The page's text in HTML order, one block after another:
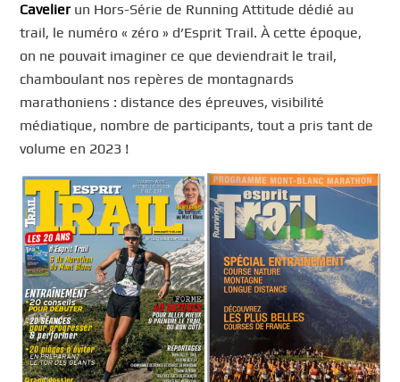
Cavelier un Hors-Série de Running Attitude dédié au
trail, le numéro « zéro » d’Esprit Trail. À cette époque,
on ne pouvait imaginer ce que deviendrait le trail,
chamboulant nos repères de montagnards
marathoniens : distance des épreuves, visibilité
médiatique, nombre de participants, tout a pris tant de
volume en 2023 !